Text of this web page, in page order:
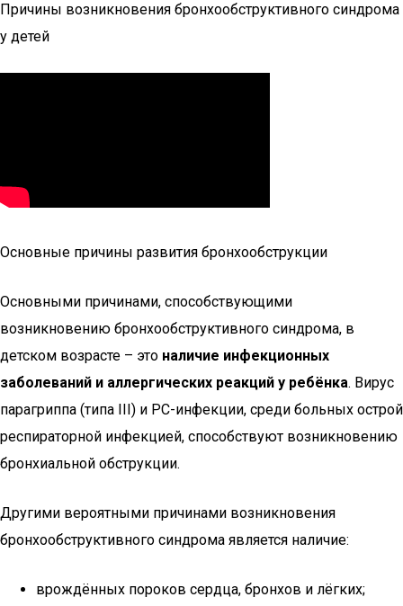
Причины возникновения бронхообструктивного синдрома
у детей
Основные причины развития бронхообструкции
Основными причинами, способствующими
возникновению бронхообструктивного синдрома, в
детском возрасте – это наличие инфекционных
заболеваний и аллергических реакций у ребёнка. Вирус
парагриппа (типа III) и РС-инфекции, среди больных острой
респираторной инфекцией, способствуют возникновению
бронхиальной обструкции.
Другими вероятными причинами возникновения
бронхообструктивного синдрома является наличие:
врождённых пороков сердца, бронхов и лёгких;